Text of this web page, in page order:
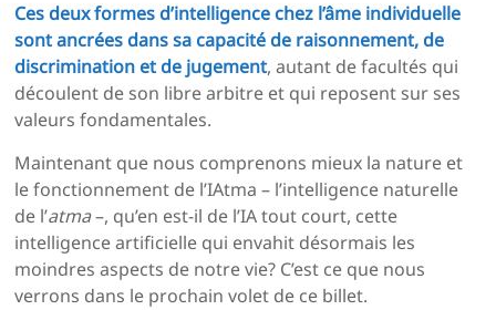
Ces deux formes d’intelligence chez l’âme individuelle
sont ancrées dans sa capacité de raisonnement, de
discrimination et de jugement, autant de facultés qui
découlent de son libre arbitre et qui reposent sur ses
valeurs fondamentales.
Maintenant que nous comprenons mieux la nature et
le fonctionnement de l’IAtma – l’intelligence naturelle
de l’atma–, qu’en est-il de l’IA tout court, cette
intelligence artificielle qui envahit désormais les
moindres aspects de notre vie? C’est ce que nous
verrons dans le prochain volet de ce billet.